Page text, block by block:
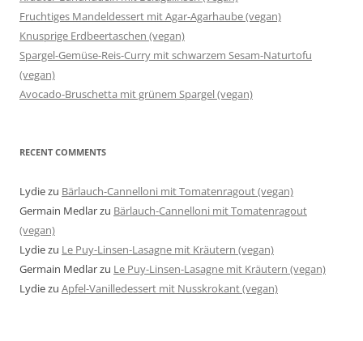
Fruchtiges Mandeldessert mit Agar-Agarhaube (vegan)
Knusprige Erdbeertaschen (vegan)
Spargel-Gemüse-Reis-Curry mit schwarzem Sesam-Naturtofu
(vegan)
Avocado-Bruschetta mit grünem Spargel (vegan)
RECENT COMMENTS
Lydiezu Bärlauch-Cannelloni mit Tomatenragout (vegan)
Germain Medlarzu Bärlauch-Cannelloni mit Tomatenragout
(vegan)
Lydiezu Le Puy-Linsen-Lasagne mit Kräutern (vegan)
Germain Medlarzu Le Puy-Linsen-Lasagne mit Kräutern (vegan)
Lydiezu Apfel-Vanilledessert mit Nusskrokant (vegan)